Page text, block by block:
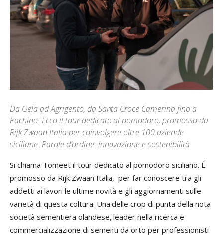
Da Gela ad Agrigento, da Santa Croce Camerina fino a
Pachino. Ecco il tour dedicato al pomodoro, promosso da
Rijk Zwaan Italia per coinvolgere oltre 100 aziende
siciliane. Parole d’ordine: innovazione e sostenibilità
Si chiama Tomeet il tour dedicato al pomodoro siciliano. É
promosso da Rijk Zwaan Italia, per far conoscere tra gli
addetti ai lavori le ultime novità e gli aggiornamenti sulle
varietà di questa coltura. Una delle crop di punta della nota
società sementiera olandese, leader nella ricerca e
commercializzazione di sementi da orto per professionisti